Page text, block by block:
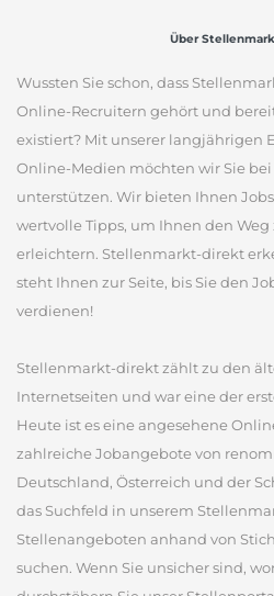
Über
Wussten Sie schon, dass
Online-Recruitern gehört und
existiert? Mit unserer langjährigen
Online-Medien möchten wir Sie bei
unterstützen. Wir bieten Ihnen
wertvolle Tipps, um Ihnen den
erleichtern. Stellenmarkt-direkt
steht Ihnen zur Seite, bis Sie den
verdienen!
Stellenmarkt-direkt zählt zu den
Internetseiten und war eine der
Heute ist es eine angesehene
zahlreiche Jobangebote von
Deutschland, Österreich und der
das Suchfeld in unserem
Stellenangeboten anhand von
suchen. Wenn Sie unsicher sind,